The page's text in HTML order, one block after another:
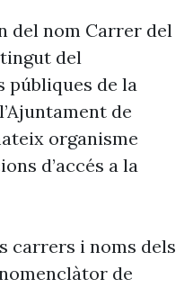
del nom Carrer del
del
públiques de la
de
organisme
d’accés a la
carrers i noms dels
de